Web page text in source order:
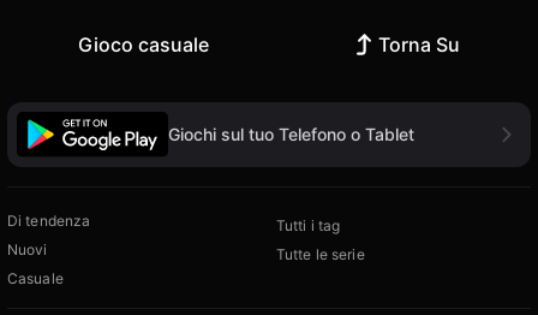
Gioco casuale Torna Su
Giochi sul tuo Telefono o Tablet
Di tendenza
Nuovi
Casuale
Tutti i tag
Tutte le serie